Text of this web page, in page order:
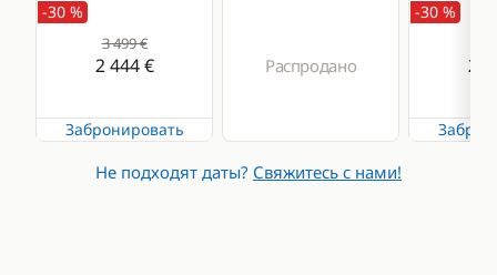
-30 %
3 499 €
2 444 €
Забронировать
Распродано
-30 %
2
Не подходят даты? Свяжитесь с нами!